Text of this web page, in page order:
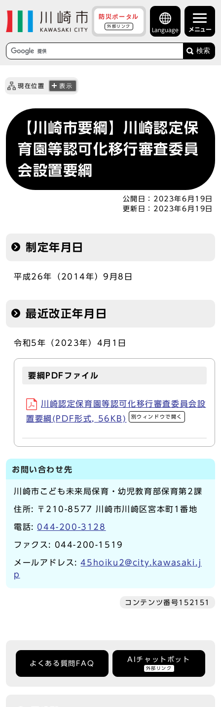
防災ポータル
外部リンク
Language メニュー
検索
現在位置 表示
【川崎市要綱】川崎認定保
育園等認可化移行審査委員
会設置要綱
公開日： 2023年6月19日
更新日： 2023年6月19日
制定年月日
平成26年（2014年）9月8日
最近改正年月日
令和5年（2023年）4月1日
要綱PDFファイル
川崎認定保育園等認可化移行審査委員会設
置要綱(PDF形式, 56KB)
別ウィンドウで開く
お問い合わせ先
川崎市こども未来局保育・幼児教育部保育第2課
住所: 〒210-8577 川崎市川崎区宮本町1番地
電話: 044-200-3128
ファクス: 044-200-1519
メールアドレス:45hoiku2@city.kawasaki.j
p
コンテンツ番号152151
よくある質問FAQ
AIチャットボット
外部リンク